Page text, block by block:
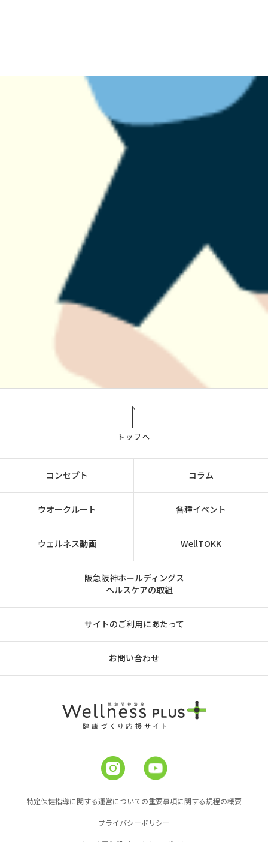
トップへ
コンセプト コラム
ウオークルート 各種イベント
ウェルネス動画 WellTOKK
阪急阪神ホールディングス
ヘルスケアの取組
サイトのご利用にあたって
お問い合わせ
特定保健指導に関する運営についての重要事項に関する規程の概要
プライバシーポリシー